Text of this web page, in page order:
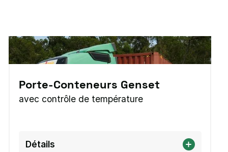
Porte-Conteneurs Genset
avec contrôle de température
Détails